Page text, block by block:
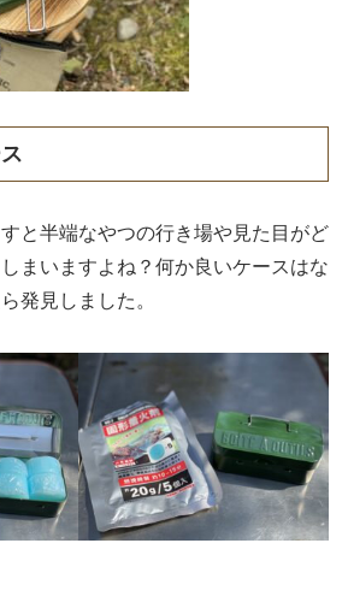
と半端なやつの行き場や見た目がど
まいますよね？何か良いケースはな
発見しました。